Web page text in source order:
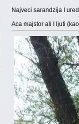
Najveci sarandzija I
Aca majstor ali I ljuti